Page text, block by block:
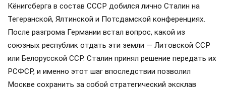
Кёнигсберга в состав СССР добился лично Сталин на
Тегеранской, Ялтинской и Потсдамской конференциях.
После разгрома Германии встал вопрос, какой из
союзных республик отдать эти земли — Литовской ССР
или Белорусской ССР. Сталин принял решение передать их
РСФСР, и именно этот шаг впоследствии позволил
Москве сохранить за собой стратегический эксклав